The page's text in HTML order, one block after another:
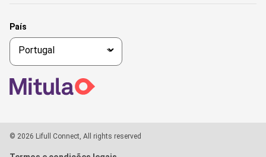
País
© 2026 Lifull Connect, All rights reserved